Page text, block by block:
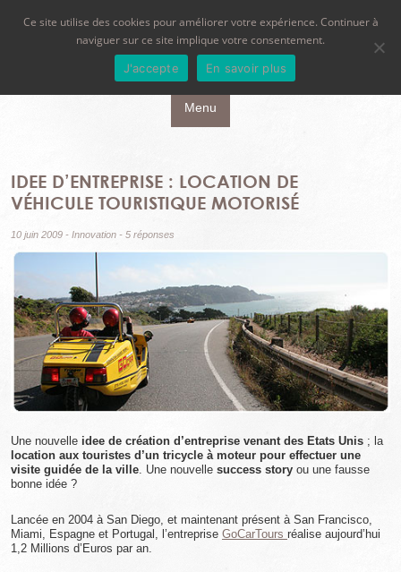
Menu
Aller au contenu principal
IDEE D’ENTREPRISE : LOCATION DE
VÉHICULE TOURISTIQUE MOTORISÉ
10 juin 2009 - Innovation - 5 réponses
Une nouvelle idee de création d’entreprise venant des Etats Unis ; la
location aux touristes d’un tricycle à moteur pour effectuer une
visite guidée de la ville. Une nouvelle success story ou une fausse
bonne idée ?
Lancée en 2004 à San Diego, et maintenant présent à San Francisco,
Miami, Espagne et Portugal, l’entreprise GoCarTours réalise aujourd’hui
1,2 Millions d’Euros par an.
Ce site utilise des cookies pour améliorer votre expérience. Continuer à
naviguer sur ce site implique votre consentement.
J'accepte En savoir plus